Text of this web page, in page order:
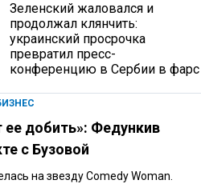
Зеленский жаловался и
продолжал клянчить:
украинский просрочка
превратил пресс-
конференцию в Сербии в фарс
ее добить»: Федункив
с Бузовой
на звезду Comedy Woman.